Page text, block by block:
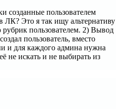
созданные пользователем
ЛК? Это я так ищу альтернативу
пользователем. 2) Вывод
пользователь, вместо
и для каждого админа нужна
не искать и не выбирать из